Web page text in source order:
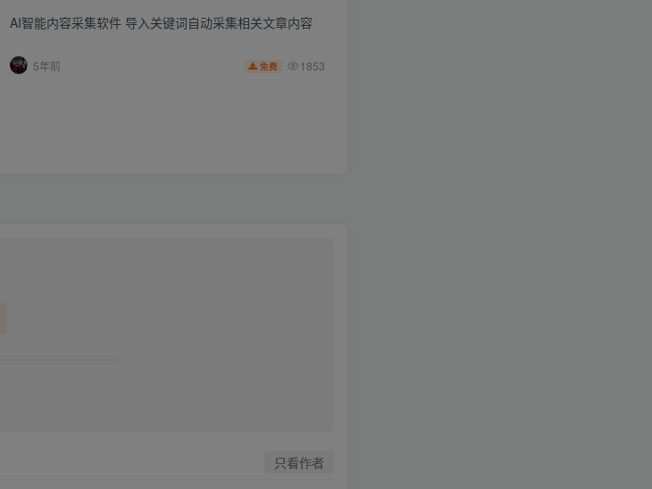
AI智能内容采集软件 导入关键词自动采集相关文章内容
5年前 免费 1853
只看作者